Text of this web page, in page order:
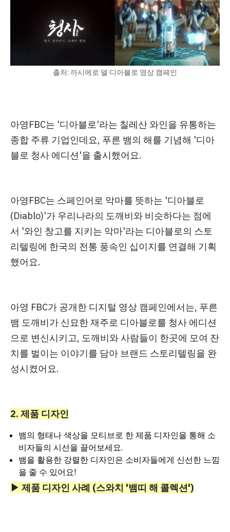
출처: 까시에로 델 디아블로 영상 캠페인
아영FBC는 '디아블로'라는 칠레산 와인을 유통하는
종합 주류 기업인데요, 푸른 뱀의 해를 기념해 '디아
블로 청사 에디션'을 출시했어요.
아영FBC는 스페인어로 악마를 뜻하는 '디아블로
(Diablo)'가 우리나라의 도깨비와 비슷하다는 점에
서 '와인 창고를 지키는 악마'라는 디아블로의 스토
리텔링에 한국의 전통 풍속인 십이지를 연결해 기획
했어요.
아영 FBC가 공개한 디지털 영상 캠페인에서는, 푸른
뱀 도깨비가 신묘한 재주로 디아블로를 청사 에디션
으로 변신시키고, 도깨비와 사람들이 한곳에 모여 잔
치를 벌이는 이야기를 담아 브랜드 스토리텔링을 완
성시켰어요.
2. 제품 디자인
뱀의 형태나 색상을 모티브로 한 제품 디자인을 통해 소
비자들의 시선을 끌어보세요.
뱀을 활용한 강렬한 디자인은 소비자들에게 신선한 느낌
을 줄 수 있어요!
▶ 제품 디자인 사례 (스와치 '뱀띠 해 콜렉션')